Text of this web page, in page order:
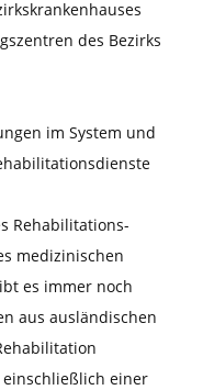
des Bezirks
im System und
Rehabilitations-
medizinischen
es immer noch
aus ausländischen
einer